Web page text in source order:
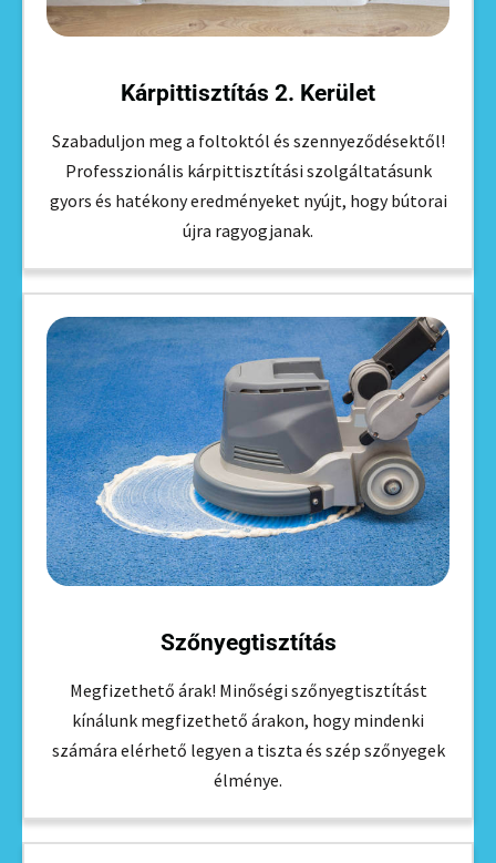
Kárpittisztítás 2. Kerület
Szabaduljon meg a foltoktól és szennyeződésektől!
Professzionális kárpittisztítási szolgáltatásunk
gyors és hatékony eredményeket nyújt, hogy bútorai
újra ragyogjanak.
Szőnyegtisztítás
Megfizethető árak! Minőségi szőnyegtisztítást
kínálunk megfizethető árakon, hogy mindenki
számára elérhető legyen a tiszta és szép szőnyegek
élménye.